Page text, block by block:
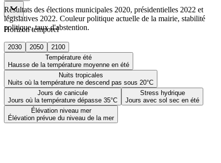
Horizon temporel
2030 2050
2100
Température été
Hausse de la température moyenne en été
Nuits tropicales
Nuits où la température ne descend pas sous 20°C
Jours de canicule
Jours où la température dépasse 35°C
Stress hydrique
Jours avec sol sec en été
Élévation niveau mer
Élévation prévue du niveau de la mer
Résultats des élections municipales 2020, présidentielles 2022 et
législatives 2022. Couleur politique actuelle de la mairie, stabilité
politique, taux d'abstention.